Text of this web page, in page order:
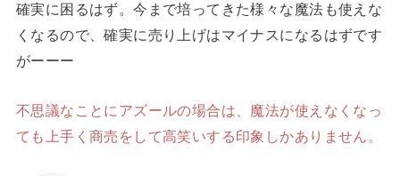
確実に困るはず。今まで培ってきた様々な魔法も使えな
くなるので、確実に売り上げはマイナスになるはずです
がーーー
不思議なことにアズールの場合は、魔法が使えなくなっ
ても上手く商売をして高笑いする印象しかありません。